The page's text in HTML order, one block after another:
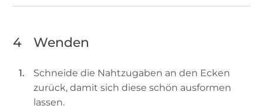
4 Wenden
Schneide die Nahtzugaben an den Ecken
zurück, damit sich diese schön ausformen
lassen.